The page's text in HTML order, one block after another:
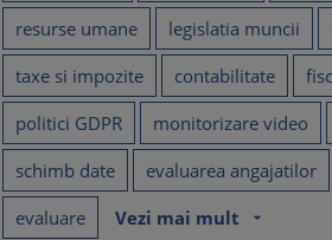
resurse umane
legislatia muncii
taxe si impozite
contabilitate
politici GDPR
monitorizare video
schimb date
evaluarea angajatilor
evaluare
Vezi mai mult arrow_drop_down